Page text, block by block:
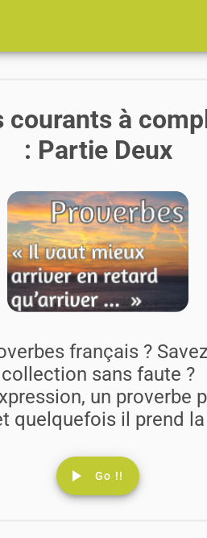
courants à
: Partie Deux
français ?
collection sans faute ?
un proverbe
quelquefois il prend
play_arrow Go !!